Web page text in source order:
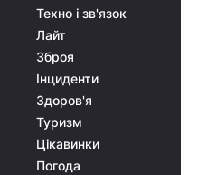
Техно і зв'язок
Лайт
Зброя
Інциденти
Здоров'я
Туризм
Цікавинки
Погода